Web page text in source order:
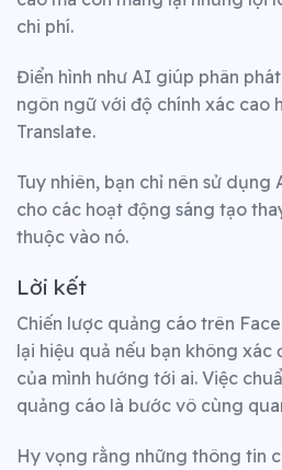
chi phí.
Điển hình như AI giúp phân
ngôn ngữ với độ chính xác cao
Translate.
Tuy nhiên, bạn chỉ nên sử
cho các hoạt động sáng tạo
thuộc vào nó.
Lời kết
Chiến lược quảng cáo trên
lại hiệu quả nếu bạn không
của mình hướng tới ai. Việc
quảng cáo là bước vô cùng
Hy vọng rằng những thông tin